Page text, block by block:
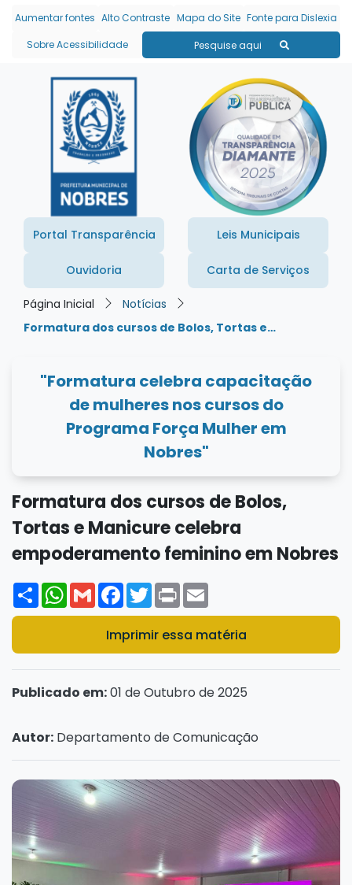
Seção de atalhos e
Ir para o conteúdo [alt+1]
Ir para o menu [alt+2]
Ir para a busca [alt+3]
Ir para o rodapé [alt+4]
Aumentar fontes Alto Contraste Mapa do Site Fonte para Dislexia
Sobre Acessibilidade
Pesquise aqui
Portal Transparência Leis Municipais
Ouvidoria Carta de Serviços
Página Inicial
Notícias
Formatura dos cursos de Bolos, Tortas e…
"Formatura celebra capacitação
de mulheres nos cursos do
Programa Força Mulher em
Nobres"
Formatura dos cursos de Bolos,
Tortas e Manicure celebra
empoderamento feminino em Nobres
ShareWhatsApp
GmailFacebook
Twitter
Print
Imprimir essa matéria
Publicado em:01 de Outubro de 2025
Autor: Departamento de Comunicação